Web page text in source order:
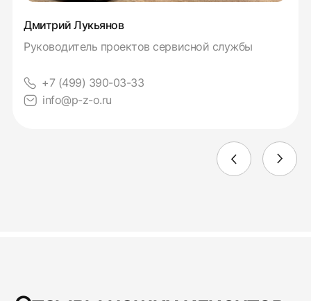
Дмитрий Лукьянов
Руководитель проектов сервисной службы
+7 (499) 390-03-33
info@p-z-o.ru